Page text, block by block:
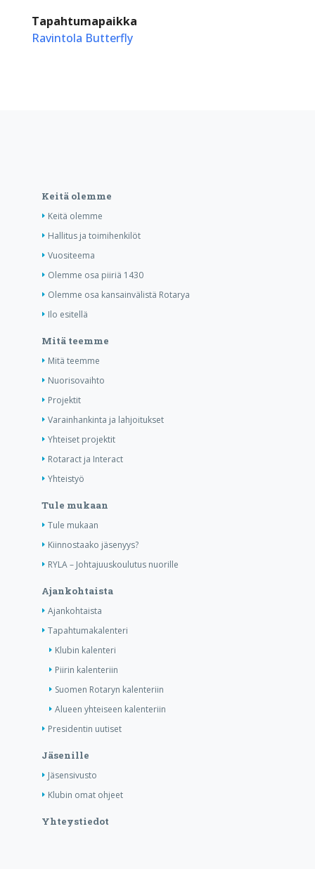
Tapahtumapaikka
Ravintola Butterfly
Keitä olemme
Keitä olemme
Hallitus ja toimihenkilöt
Vuositeema
Olemme osa piiriä 1430
Olemme osa kansainvälistä Rotarya
Ilo esitellä
Mitä teemme
Mitä teemme
Nuorisovaihto
Projektit
Varainhankinta ja lahjoitukset
Yhteiset projektit
Rotaract ja Interact
Yhteistyö
Tule mukaan
Tule mukaan
Kiinnostaako jäsenyys?
RYLA – Johtajuuskoulutus nuorille
Ajankohtaista
Ajankohtaista
Tapahtumakalenteri
Klubin kalenteri
Piirin kalenteriin
Suomen Rotaryn kalenteriin
Alueen yhteiseen kalenteriin
Presidentin uutiset
Jäsenille
Jäsensivusto
Klubin omat ohjeet
Yhteystiedot